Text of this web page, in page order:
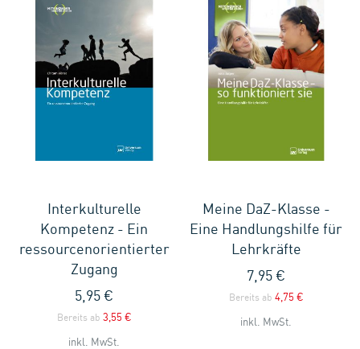
Interkulturelle
Kompetenz - Ein
ressourcenorientierter
Zugang
5,95 €
Bereits ab 3,55 €
inkl. MwSt.
Meine DaZ-Klasse -
Eine Handlungshilfe für
Lehrkräfte
7,95 €
Bereits ab 4,75 €
inkl. MwSt.